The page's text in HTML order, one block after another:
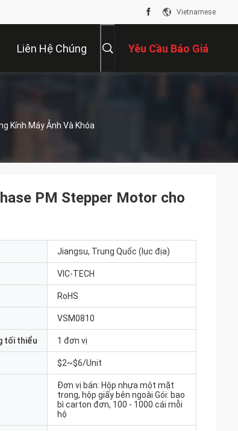
Vietnamese
Liên Hệ Chúng Yêu Cầu Báo Giá
Kính Máy Ảnh Và Khóa
PM Stepper Motor cho
Jiangsu, Trung Quốc (lục địa)
VIC-TECH
RoHS
VSM0810
tối thiểu 1 đơn vị
$2~$6/Unit
Đơn vị bán: Hộp nhựa một mặt
trong, hộp giấy bên ngoài Gói: bao
bì carton đơn, 100 - 1000 cái mỗi
hộ